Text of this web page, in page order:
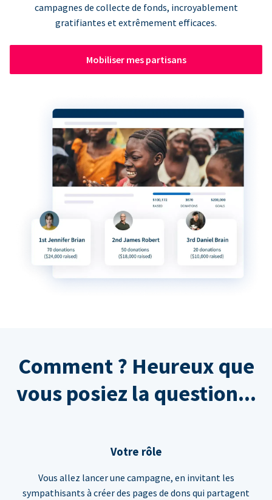
campagnes de collecte de fonds, incroyablement
gratifiantes et extrêmement efficaces.
Mobiliser mes partisans
Comment ? Heureux que
vous posiez la question...
Votre rôle
Vous allez lancer une campagne, en invitant les
sympathisants à créer des pages de dons qui partagent